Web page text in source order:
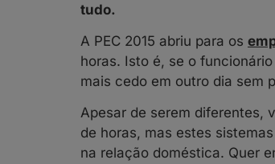
tudo.
A PEC 2015 abriu para os
horas. Isto é, se o
mais cedo em outro dia sem
Apesar de serem diferentes,
de horas, mas estes
na relação doméstica. Quer